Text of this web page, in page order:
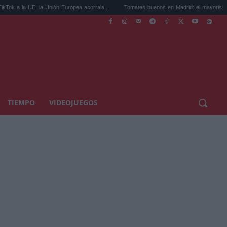
Europea acorrala... Tomates buenos en Madrid: el mayorista de los rest...
TIEMPO VIDEOJUEGOS